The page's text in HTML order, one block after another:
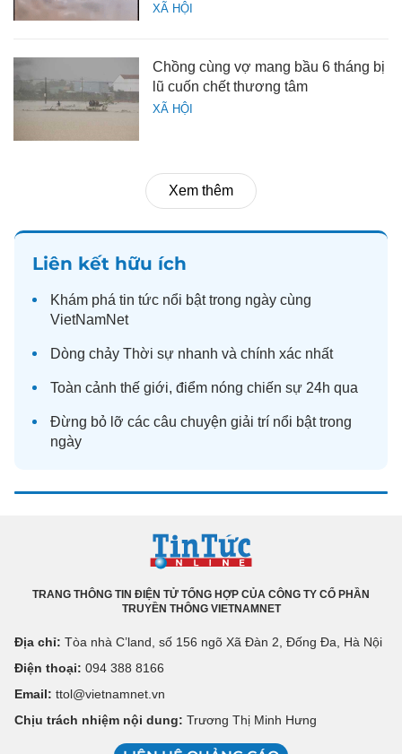
XÃ HỘI
XÃ HỘI
Chồng cùng vợ mang bầu 6 tháng bị
lũ cuốn chết thương tâm
Xem thêm
Liên kết hữu ích
Khám phá tin tức nổi bật trong ngày cùng
VietNamNet
Dòng chảy Thời sự nhanh và chính xác nhất
Toàn cảnh thế giới, điểm nóng chiến sự 24h qua
Đừng bỏ lỡ các câu chuyện giải trí nổi bật trong
ngày
TRANG THÔNG TIN ĐIỆN TỬ TỔNG HỢP CỦA CÔNG TY CỔ PHẦN
TRUYỀN THÔNG VIETNAMNET
Địa chỉ: Tòa nhà C’land, số 156 ngõ Xã Đàn 2, Đống Đa, Hà Nội
Điện thoại: 094 388 8166
Email: ttol@vietnamnet.vn
Chịu trách nhiệm nội dung: Trương Thị Minh Hưng